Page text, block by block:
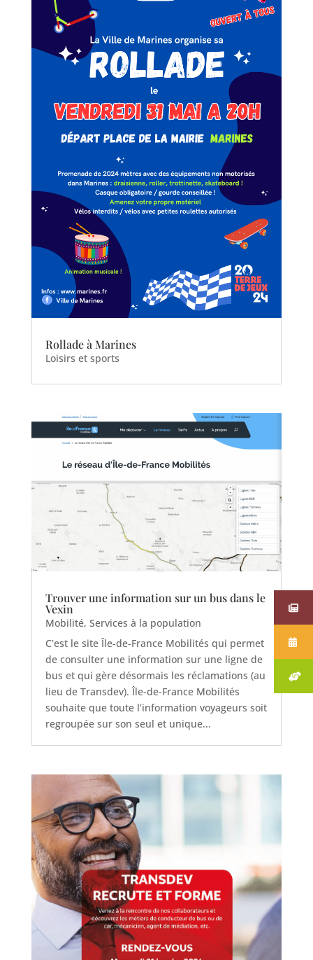
Rollade à Marines
Loisirs et sports
Trouver une information sur un bus dans le
Vexin
Mobilité, Services à la population
C’est le site Île-de-France Mobilités qui permet
de consulter une information sur une ligne de
bus et qui gère désormais les réclamations (au
lieu de Transdev). Île-de-France Mobilités
souhaite que toute l’information voyageurs soit
regroupée sur son seul et unique...